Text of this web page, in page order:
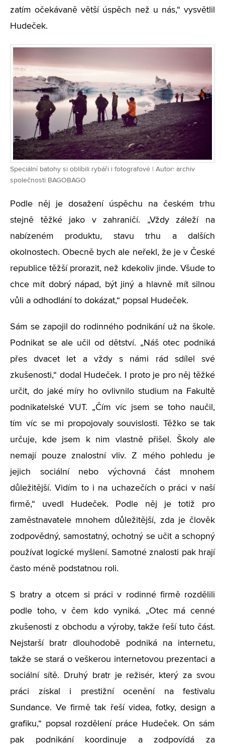
zatím očekávaně větší úspěch než u nás,“ vysvětlil
Hudeček.
Speciální batohy si oblíbili rybáři i fotografové | Autor: archiv
společnosti BAGOBAGO
Podle něj je dosažení úspěchu na českém trhu
stejně těžké jako v zahraničí. „Vždy záleží na
nabízeném produktu, stavu trhu a dalších
okolnostech. Obecně bych ale neřekl, že je v České
republice těžší prorazit, než kdekoliv jinde. Všude to
chce mít dobrý nápad, být jiný a hlavně mít silnou
vůli a odhodlání to dokázat,“ popsal Hudeček.
Sám se zapojil do rodinného podnikání už na škole.
Podnikat se ale učil od dětství. „Náš otec podniká
přes dvacet let a vždy s námi rád sdílel své
zkušenosti,“ dodal Hudeček. I proto je pro něj těžké
určit, do jaké míry ho ovlivnilo studium na Fakultě
podnikatelské VUT. „Čím víc jsem se toho naučil,
tím víc se mi propojovaly souvislosti. Těžko se tak
určuje, kde jsem k nim vlastně přišel. Školy ale
nemají pouze znalostní vliv. Z mého pohledu je
jejich sociální nebo výchovná část mnohem
důležitější. Vidím to i na uchazečích o práci v naší
firmě,“ uvedl Hudeček. Podle něj je totiž pro
zaměstnavatele mnohem důležitější, zda je člověk
zodpovědný, samostatný, ochotný se učit a schopný
používat logické myšlení. Samotné znalosti pak hrají
často méně podstatnou roli.
S bratry a otcem si práci v rodinné firmě rozdělili
podle toho, v čem kdo vyniká. „Otec má cenné
zkušenosti z obchodu a výroby, takže řeší tuto část.
Nejstarší bratr dlouhodobě podniká na internetu,
takže se stará o veškerou internetovou prezentaci a
sociální sítě. Druhý bratr je režisér, který za svou
práci získal i prestižní ocenění na festivalu
Sundance. Ve firmě tak řeší videa, fotky, design a
grafiku,“ popsal rozdělení práce Hudeček. On sám
pak podnikání koordinuje a zodpovídá za